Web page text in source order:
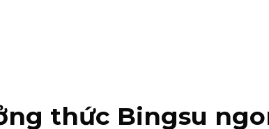
thức Bingsu